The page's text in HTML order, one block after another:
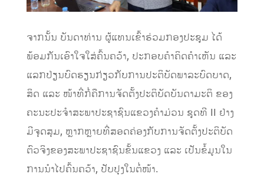
ຈາກນັ້ນ ບັນດາທ່ານ ຜູ້ແທນເຂົ້າຮ່ວມກອງປະຊຸມ ໄດ້
ພ້ອມກັນເອົາໃຈໃສ່ຄົ້ນຄວ້າ, ປະກອບຄໍາຄິດຄໍາເຫັນ ແລະ
ແລກປ່ຽນບົດຮຽນກ່ຽວກັບການປະຕິບັດພາລະບົດບາດ,
ສິດ ແລະ ໜ້າທີ່ກໍ່ຄືການຈັດຕັ້ງປະຕິບັດບັນດາມະຕິ ຂອງ
ຄະນະປະຈໍາສະພາປະຊາຊົນແຂວງຄໍາມ່ວນ ຊຸດທີ II ຢ່າງ
ມີຈຸດສຸມ, ຫຼາກຫຼາຍທີ່ສອດຄ່ອງກັບການຈັດຕັ້ງປະຕິບັດ
ຕົວຈິງຂອງສະພາປະຊາຊົນຂັ້ນແຂວງ ແລະ ເປັນຂໍ້ມູນໃນ
ການນຳໄປຄົ້ນຄວ້າ, ປັບປຸງໃນຕໍ່ໜ້າ.